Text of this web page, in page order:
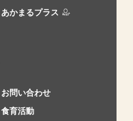
あかまるプラス
お問い合わせ
食育活動